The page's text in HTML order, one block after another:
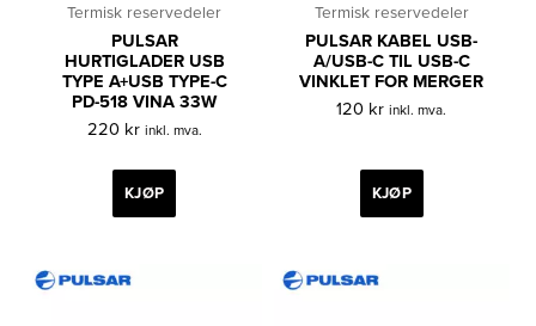
Termisk reservedeler
PULSAR
HURTIGLADER USB
TYPE A+USB TYPE-C
PD-518 VINA 33W
220 kr inkl. mva.
KJØP
Termisk reservedeler
PULSAR KABEL USB-
A/USB-C TIL USB-C
VINKLET FOR MERGER
120 kr inkl. mva.
KJØP